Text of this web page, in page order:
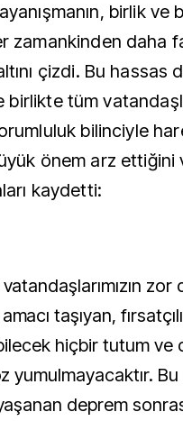
birlik ve
zamankinden daha
çizdi. Bu hassas
birlikte tüm
bilinciyle
önem arz ettiğini
kaydetti:
zor
taşıyan,
hiçbir tutum ve
yumulmayacaktır.
deprem